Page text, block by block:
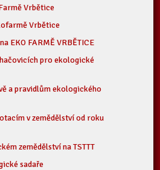
Vrbětice
Vrbětice
EKO FARMĚ VRBĚTICE
pro ekologické
a pravidlům ekologického
v zemědělství od roku
zemědělství na TSTTT
sadaře